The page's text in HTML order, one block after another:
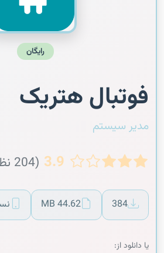
رایگان
فوتبال هتریک
مدیر سیستم
3.9 (204 نظر)
384
44.62 MB
یا دانلود از: